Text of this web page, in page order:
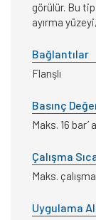
görülür. Bu
ayırma
Bağlantılar
Flanşlı
Basınç
Maks. 16 bar’
Çalışma
Maks. çalışma
Uygulama